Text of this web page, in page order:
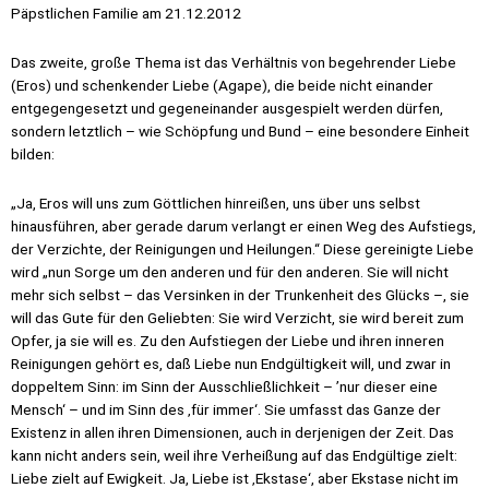
Päpstlichen Familie am 21.12.2012
Das zweite, große Thema ist das Verhältnis von begehrender Liebe
(Eros) und schenkender Liebe (Agape), die beide nicht einander
entgegengesetzt und gegeneinander ausgespielt werden dürfen,
sondern letztlich – wie Schöpfung und Bund – eine besondere Einheit
bilden:
„Ja, Eros will uns zum Göttlichen hinreißen, uns über uns selbst
hinausführen, aber gerade darum verlangt er einen Weg des Aufstiegs,
der Verzichte, der Reinigungen und Heilungen.“ Diese gereinigte Liebe
wird „nun Sorge um den anderen und für den anderen. Sie will nicht
mehr sich selbst – das Versinken in der Trunkenheit des Glücks –, sie
will das Gute für den Geliebten: Sie wird Verzicht, sie wird bereit zum
Opfer, ja sie will es. Zu den Aufstiegen der Liebe und ihren inneren
Reinigungen gehört es, daß Liebe nun Endgültigkeit will, und zwar in
doppeltem Sinn: im Sinn der Ausschließlichkeit – ’nur dieser eine
Mensch‘ – und im Sinn des ‚für immer‘. Sie umfasst das Ganze der
Existenz in allen ihren Dimensionen, auch in derjenigen der Zeit. Das
kann nicht anders sein, weil ihre Verheißung auf das Endgültige zielt:
Liebe zielt auf Ewigkeit. Ja, Liebe ist ‚Ekstase‘, aber Ekstase nicht im